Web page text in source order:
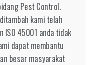
Pest Control.
kami telah
ISO 45001 anda tidak
dapat membantu
besar masyarakat